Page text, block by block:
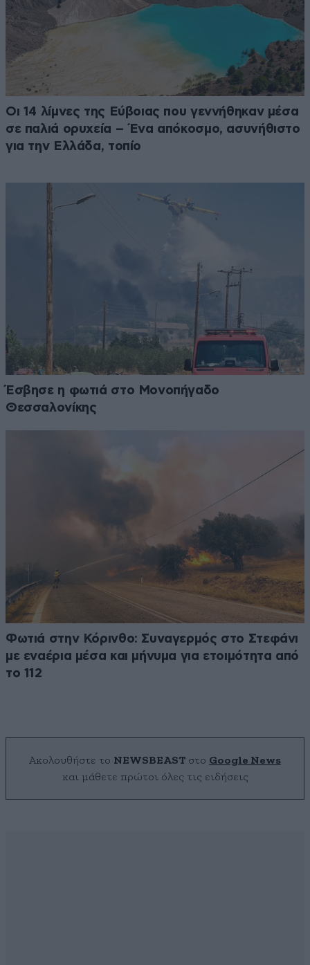
Οι 14 λίμνες της Εύβοιας που γεννήθηκαν μέσα
σε παλιά ορυχεία – Ένα απόκοσμο, ασυνήθιστο
για την Ελλάδα, τοπίο
Έσβησε η φωτιά στο Μονοπήγαδο
Θεσσαλονίκης
Φωτιά στην Κόρινθο: Συναγερμός στο Στεφάνι
με εναέρια μέσα και μήνυμα για ετοιμότητα από
το 112
Ακολουθήστε το NEWSBEAST στο Google News
και μάθετε πρώτοι όλες τις ειδήσεις